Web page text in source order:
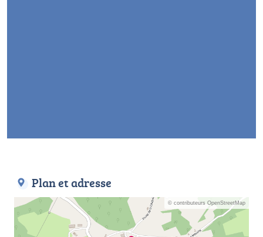
Plan et adresse
© contributeurs OpenStreetMap